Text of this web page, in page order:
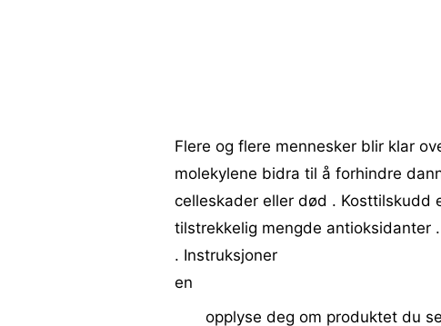
Flere og flere mennesker blir klar
molekylene bidra til å forhindre
celleskader eller død . Kosttilskudd
tilstrekkelig mengde antioksidanter
. Instruksjoner
en
opplyse deg om produktet du